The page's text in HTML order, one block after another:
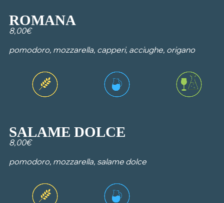
ROMANA
8,00€
pomodoro, mozzarella, capperi, acciughe, origano
SALAME DOLCE
8,00€
pomodoro, mozzarella, salame dolce